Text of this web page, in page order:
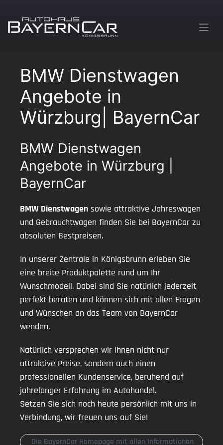
Inhalt
springen
BMW Dienstwagen
Angebote in
Würzburg| BayernCar
BMW Dienstwagen
Angebote in Würzburg |
BayernCar
BMW Dienstwagen sowie attraktive Jahreswagen
und Gebrauchtwagen finden Sie bei BayernCar zu
absoluten Bestpreisen.
In unserer Zentrale in Königsbrunn erleben Sie
eine breite Produktpalette rund um Ihr
Wunschmodell. Dabei sind Sie natürlich jederzeit
perfekt beraten und können sich mit allen Fragen
und Wünschen an das Team von BayernCar
wenden.
Natürlich versprechen wir Ihnen nicht nur
attraktive Preise, sondern auch einen
professionellen Kundenservice, beruhend auf
jahrelanger Erfahrung im Autohandel.
Setzen Sie sich noch heute persönlich mit uns in
Verbindung, wir freuen uns auf Sie!
Die BayernCar Homepage mit allen Informationen